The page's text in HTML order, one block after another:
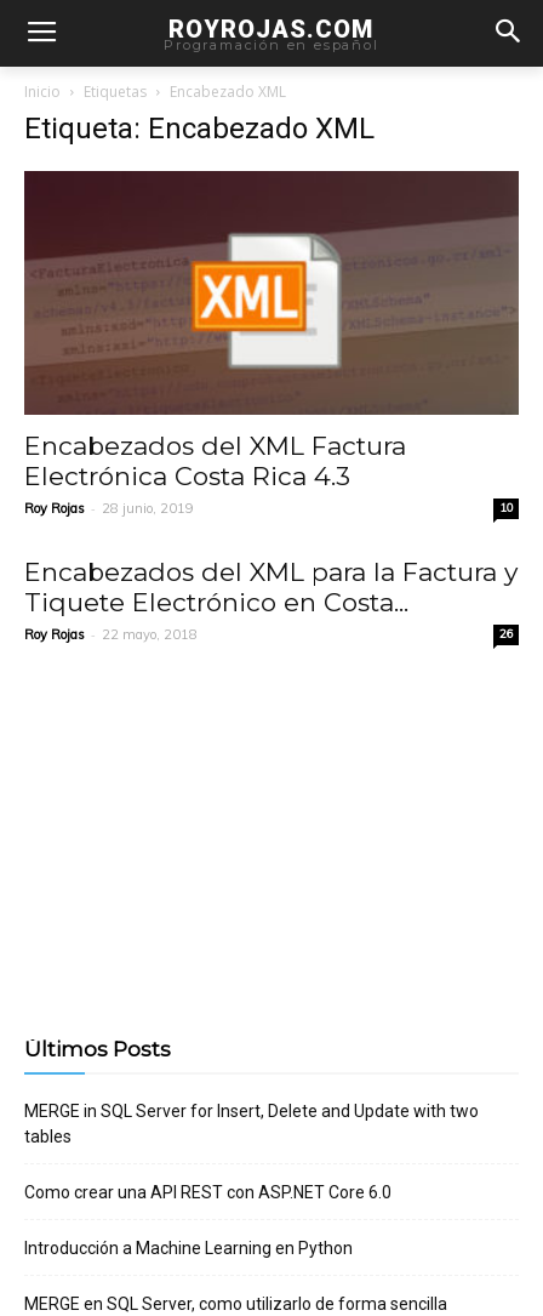
ROYROJAS.COM
Programación en español
Inicio Etiquetas Encabezado XML
Etiqueta: Encabezado XML
Encabezados del XML Factura
Electrónica Costa Rica 4.3
Roy Rojas - 28 junio, 2019 10
Encabezados del XML para la Factura y
Tiquete Electrónico en Costa...
Roy Rojas - 22 mayo, 2018 26
Últimos Posts
MERGE in SQL Server for Insert, Delete and Update with two
tables
Como crear una API REST con ASP.NET Core 6.0
Introducción a Machine Learning en Python
MERGE en SQL Server, como utilizarlo de forma sencilla